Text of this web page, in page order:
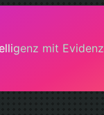
mit Evidenz